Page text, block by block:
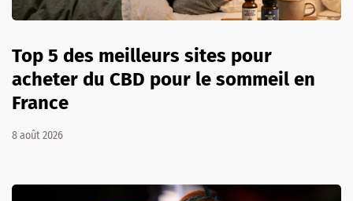
Top 5 des meilleurs sites pour
acheter du CBD pour le sommeil en
France
8 août 2026